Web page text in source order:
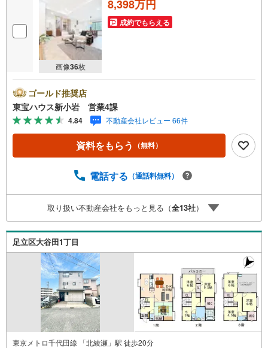
画像36枚
8,398万円
成約でもらえる
ゴールド推奨店
東宝ハウス新小岩 営業4課
4.84 不動産会社レビュー 66件
資料をもらう （無料）
電話する （通話料無料）
取り扱い不動産会社をもっと見る（全13社）
足立区大谷田1丁目
東京メトロ千代田線 「北綾瀬」駅 徒歩20分